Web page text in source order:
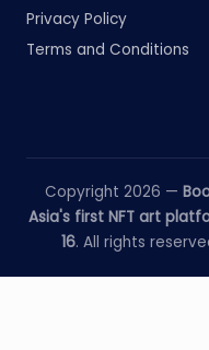
Privacy Policy
Terms and Conditions
Copyright 2026 —
Asia's first NFT art
16. All rights